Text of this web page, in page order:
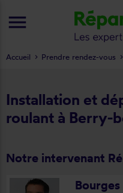
Installation et
roulant à Berry-
Notre intervenant
Accueil Prendre rendez-vous
menu